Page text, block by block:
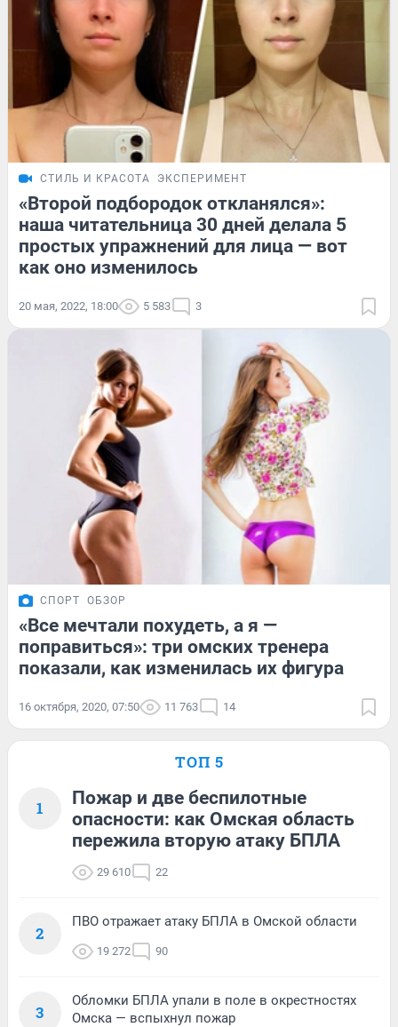
СТИЛЬ И КРАСОТА ЭКСПЕРИМЕНТ
«Второй подбородок откланялся»:
наша читательница 30 дней делала 5
простых упражнений для лица — вот
как оно изменилось
20 мая, 2022, 18:00 5 583 3
СПОРТ ОБЗОР
«Все мечтали похудеть, а я —
поправиться»: три омских тренера
показали, как изменилась их фигура
16 октября, 2020, 07:50 11 763 14
ТОП 5
1
Пожар и две беспилотные
опасности: как Омская область
пережила вторую атаку БПЛА
29 610 22
2
ПВО отражает атаку БПЛА в Омской области
19 272 90
3
Обломки БПЛА упали в поле в окрестностях
Омска — вспыхнул пожар